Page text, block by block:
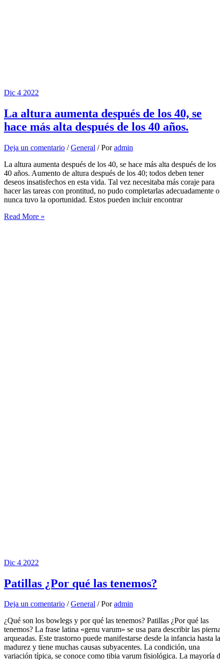
Dic 4 2022
La altura aumenta después de los 40, se
hace más alta después de los 40 años.
Deja un comentario /General / Poradmin
La altura aumenta después de los 40, se hace más alta después de los
40 años. Aumento de altura después de los 40; todos deben tener
deseos insatisfechos en esta vida. Tal vez necesitaba más coraje para
hacer las tareas con prontitud, no pudo completarlas adecuadamente o
nunca tuvo la oportunidad. Estos pueden incluir encontrar
La
Read More »
Dic 4 2022
Patillas ¿Por qué las tenemos?
Deja un comentario /General / Poradmin
¿Qué son los bowlegs y por qué las tenemos? Patillas ¿Por qué las
tenemos? La frase latina «genu varum» se usa para describir las
arqueadas. Este trastorno puede manifestarse desde la infancia hasta la
madurez y tiene muchas causas subyacentes. La condición, una
variación típica, se conoce como tibia varum fisiológica. La mayoría